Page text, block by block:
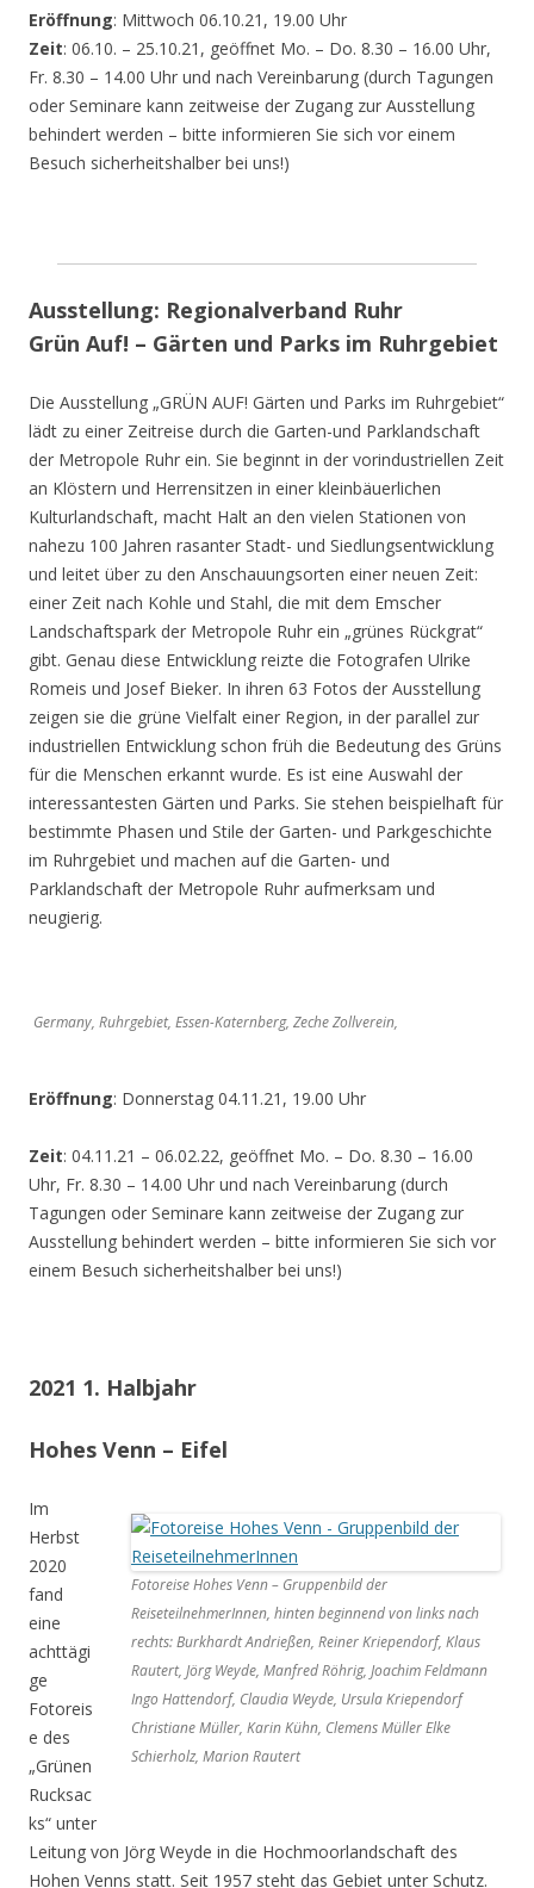
Eröffnung: Mittwoch 06.10.21, 19.00 Uhr
Zeit: 06.10. – 25.10.21, geöffnet Mo. – Do. 8.30 – 16.00 Uhr,
Fr. 8.30 – 14.00 Uhr und nach Vereinbarung (durch Tagungen
oder Seminare kann zeitweise der Zugang zur Ausstellung
behindert werden – bitte informieren Sie sich vor einem
Besuch sicherheitshalber bei uns!)
Ausstellung: Regionalverband Ruhr
Grün Auf! – Gärten und Parks im Ruhrgebiet
Die Ausstellung „GRÜN AUF! Gärten und Parks im Ruhrgebiet“
lädt zu einer Zeitreise durch die Garten-und Parklandschaft
der Metropole Ruhr ein. Sie beginnt in der vorindustriellen Zeit
an Klöstern und Herrensitzen in einer kleinbäuerlichen
Kulturlandschaft, macht Halt an den vielen Stationen von
nahezu 100 Jahren rasanter Stadt- und Siedlungsentwicklung
und leitet über zu den Anschauungsorten einer neuen Zeit:
einer Zeit nach Kohle und Stahl, die mit dem Emscher
Landschaftspark der Metropole Ruhr ein „grünes Rückgrat“
gibt. Genau diese Entwicklung reizte die Fotografen Ulrike
Romeis und Josef Bieker. In ihren 63 Fotos der Ausstellung
zeigen sie die grüne Vielfalt einer Region, in der parallel zur
industriellen Entwicklung schon früh die Bedeutung des Grüns
für die Menschen erkannt wurde. Es ist eine Auswahl der
interessantesten Gärten und Parks. Sie stehen beispielhaft für
bestimmte Phasen und Stile der Garten- und Parkgeschichte
im Ruhrgebiet und machen auf die Garten- und
Parklandschaft der Metropole Ruhr aufmerksam und
neugierig.
Germany, Ruhrgebiet, Essen-Katernberg, Zeche Zollverein,
Eröffnung: Donnerstag 04.11.21, 19.00 Uhr
Zeit: 04.11.21 – 06.02.22, geöffnet Mo. – Do. 8.30 – 16.00
Uhr, Fr. 8.30 – 14.00 Uhr und nach Vereinbarung (durch
Tagungen oder Seminare kann zeitweise der Zugang zur
Ausstellung behindert werden – bitte informieren Sie sich vor
einem Besuch sicherheitshalber bei uns!)
2021 1. Halbjahr
Hohes Venn – Eifel
Fotoreise Hohes Venn – Gruppenbild der
ReiseteilnehmerInnen, hinten beginnend von links nach
rechts: Burkhardt Andrießen, Reiner Kriependorf, Klaus
Rautert, Jörg Weyde, Manfred Röhrig, Joachim Feldmann
Ingo Hattendorf, Claudia Weyde, Ursula Kriependorf
Christiane Müller, Karin Kühn, Clemens Müller Elke
Schierholz, Marion Rautert
Im
Herbst
2020
fand
eine
achttägi
ge
Fotoreis
e des
„Grünen
Rucksac
ks“ unter
Leitung von Jörg Weyde in die Hochmoorlandschaft des
Hohen Venns statt. Seit 1957 steht das Gebiet unter Schutz.